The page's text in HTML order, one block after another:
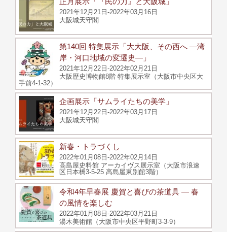
2021年12月21日-2022年03月16日
大阪城天守閣
第140回 特集展示「大大阪、その西へ ―湾
岸・河口地域の変遷史―」
2021年12月22日-2022年02月21日
大阪歴史博物館8階 特集展示室（大阪市中央区大
手前4-1-32）
企画展示「サムライたちの美学」
2021年12月22日-2022年03月17日
大阪城天守閣
新春・トラづくし
2022年01月08日-2022年02月14日
高島屋史料館 アーカイヴス展示室（大阪市浪速
区日本橋3-5-25 高島屋東別館3階）
令和4年早春展 慶賀と喜びの茶道具 ― 春
の風情を楽しむ
2022年01月08日-2022年03月21日
湯木美術館（大阪市中央区平野町3-3-9）